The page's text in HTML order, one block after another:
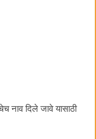
नाव दिले जावे यासाठी